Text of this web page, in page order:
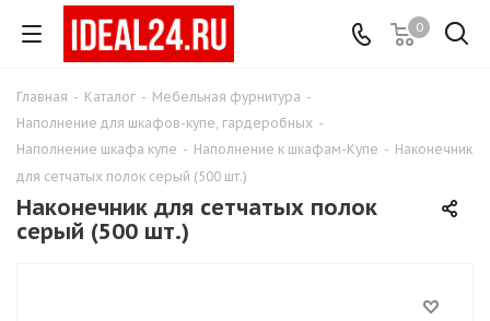
0
Главная - Каталог - Мебельная фурнитура -
Наполнение для шкафов-купе, гардеробных -
Наполнение шкафа купе - Наполнение к шкафам-Купе - Наконечник
для сетчатых полок серый (500 шт.)
Наконечник для сетчатых полок
серый (500 шт.)